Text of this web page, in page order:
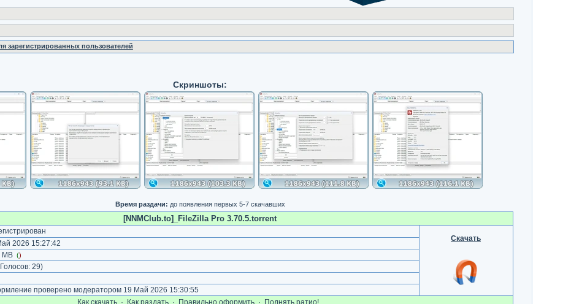
зарегистрированных пользователей
Скриншоты:
Время раздачи: до появления первых 5-7 скачавших
[NNMClub.to]_FileZilla Pro 3.70.5.torrent
Скачать
2026 15:27:42
MB ()
29)
проверено модератором 19 Май 2026 15:30:55
Как cкачать · Как раздать · Правильно оформить · Поднять ратио!